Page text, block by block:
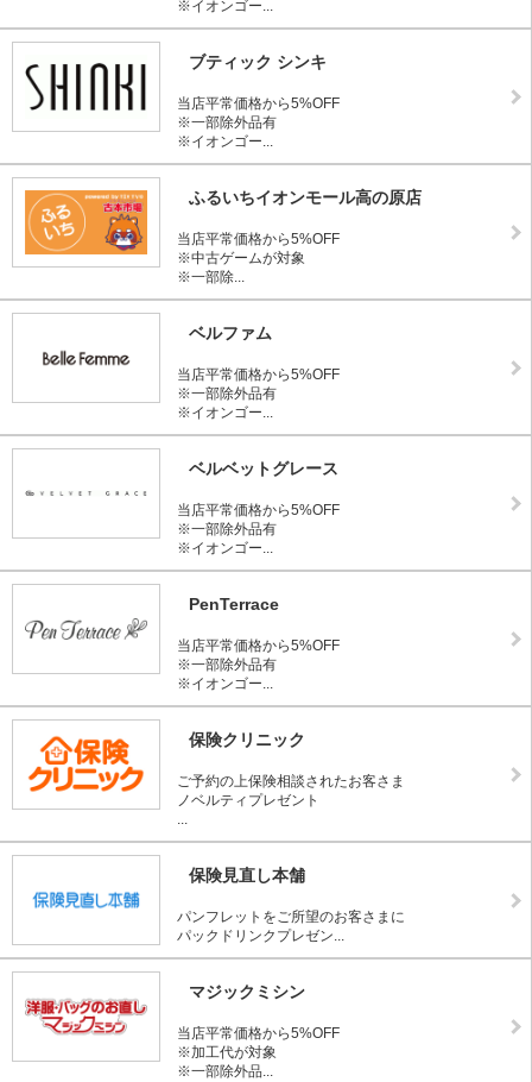
※イオンゴー...
ブティック シンキ
当店平常価格から5%OFF
※一部除外品有
※イオンゴー...
ふるいちイオンモール高の原店
当店平常価格から5%OFF
※中古ゲームが対象
※一部除...
ベルファム
当店平常価格から5%OFF
※一部除外品有
※イオンゴー...
ベルベットグレース
当店平常価格から5%OFF
※一部除外品有
※イオンゴー...
PenTerrace
当店平常価格から5%OFF
※一部除外品有
※イオンゴー...
保険クリニック
ご予約の上保険相談されたお客さま
ノベルティプレゼント
...
保険見直し本舗
パンフレットをご所望のお客さまに
パックドリンクプレゼン...
マジックミシン
当店平常価格から5%OFF
※加工代が対象
※一部除外品...